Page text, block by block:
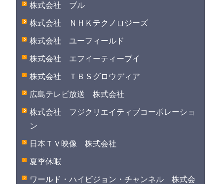
株式会社 ブル
株式会社 ＮＨＫテクノロジーズ
株式会社 ユーフィールド
株式会社 エフイーティーブイ
株式会社 ＴＢＳグロウディア
広島テレビ放送 株式会社
株式会社 フジクリエイティブコーポレーショ
ン
日本ＴＶ映像 株式会社
夏季休暇
ワールド・ハイビジョン・チャンネル 株式会